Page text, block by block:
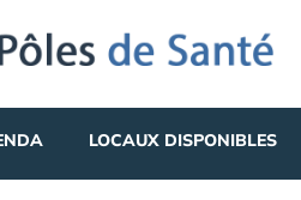
LOCAUX DISPONIBLES